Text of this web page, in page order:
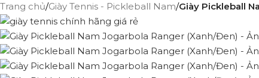
Trang chủ/Giày Tennis - Pickleball Nam/Giày Pickleball